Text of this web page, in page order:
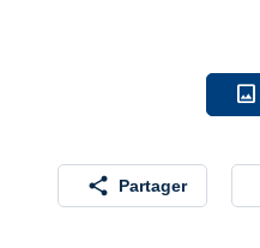
image
share Partager